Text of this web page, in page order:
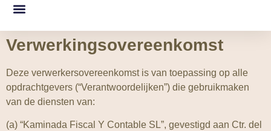
Verwerkingsovereenkomst
Deze verwerkersovereenkomst is van toepassing op alle
opdrachtgevers (“Verantwoordelijken”) die gebruikmaken
van de diensten van:
(a) “Kaminada Fiscal Y Contable SL”, gevestigd aan Ctr. del